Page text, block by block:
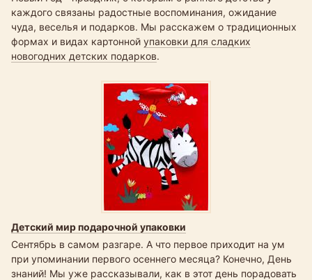
каждого связаны радостные воспоминания, ожидание
чуда, веселья и подарков. Мы расскажем о традиционных
формах и видах картонной упаковки для сладких
новогодних детских подарков.
Детский мир подарочной упаковки
Сентябрь в самом разгаре. А что первое приходит на ум
при упоминании первого осеннего месяца? Конечно, День
знаний! Мы уже рассказывали, как в этот день порадовать